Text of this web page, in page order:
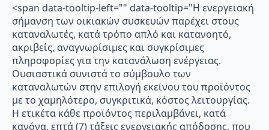
<span data-tooltip-left="" data-tooltip="Η ενεργειακή
σήμανση των οικιακών συσκευών παρέχει στους
καταναλωτές, κατά τρόπο απλό και κατανοητό,
ακριβείς, αναγνωρίσιμες και συγκρίσιμες
πληροφορίες για την κατανάλωση ενέργειας.
Ουσιαστικά συνιστά το σύμβουλο των
καταναλωτών στην επιλογή εκείνου του προϊόντος
με το χαμηλότερο, συγκριτικά, κόστος λειτουργίας.
Η ετικέτα κάθε προϊόντος περιλαμβάνει, κατά
κανόνα, επτά (7) τάξεις ενεργειακής απόδοσης, που